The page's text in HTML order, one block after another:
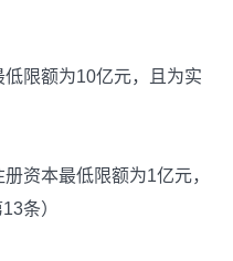
限额为10亿元，且为实
本最低限额为1亿元，
条）